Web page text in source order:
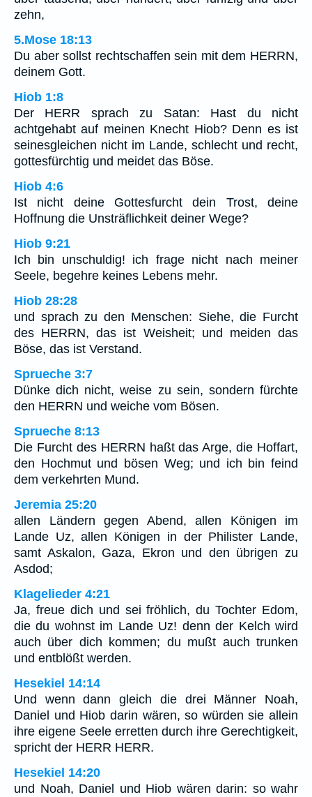
zehn,
5.Mose 18:13
Du aber sollst rechtschaffen sein mit dem HERRN,
deinem Gott.
Hiob 1:8
Der HERR sprach zu Satan: Hast du nicht
achtgehabt auf meinen Knecht Hiob? Denn es ist
seinesgleichen nicht im Lande, schlecht und recht,
gottesfürchtig und meidet das Böse.
Hiob 4:6
Ist nicht deine Gottesfurcht dein Trost, deine
Hoffnung die Unsträflichkeit deiner Wege?
Hiob 9:21
Ich bin unschuldig! ich frage nicht nach meiner
Seele, begehre keines Lebens mehr.
Hiob 28:28
und sprach zu den Menschen: Siehe, die Furcht
des HERRN, das ist Weisheit; und meiden das
Böse, das ist Verstand.
Sprueche 3:7
Dünke dich nicht, weise zu sein, sondern fürchte
den HERRN und weiche vom Bösen.
Sprueche 8:13
Die Furcht des HERRN haßt das Arge, die Hoffart,
den Hochmut und bösen Weg; und ich bin feind
dem verkehrten Mund.
Jeremia 25:20
allen Ländern gegen Abend, allen Königen im
Lande Uz, allen Königen in der Philister Lande,
samt Askalon, Gaza, Ekron und den übrigen zu
Asdod;
Klagelieder 4:21
Ja, freue dich und sei fröhlich, du Tochter Edom,
die du wohnst im Lande Uz! denn der Kelch wird
auch über dich kommen; du mußt auch trunken
und entblößt werden.
Hesekiel 14:14
Und wenn dann gleich die drei Männer Noah,
Daniel und Hiob darin wären, so würden sie allein
ihre eigene Seele erretten durch ihre Gerechtigkeit,
spricht der HERR HERR.
Hesekiel 14:20
und Noah, Daniel und Hiob wären darin: so wahr